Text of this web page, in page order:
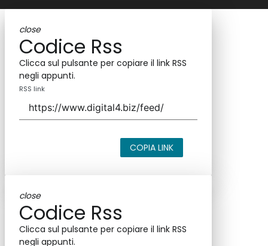
close
Codice Rss
Clicca sul pulsante per copiare il link RSS
negli appunti.
RSS link
COPIA LINK
close
Codice Rss
Clicca sul pulsante per copiare il link RSS
negli appunti.